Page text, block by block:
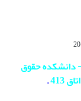
- دانشکده حقوق
.